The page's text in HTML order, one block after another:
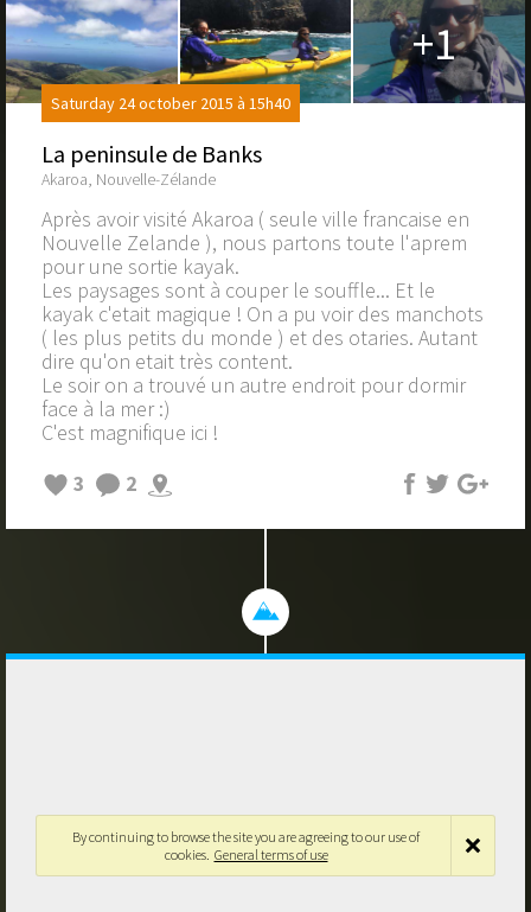
+1
Saturday 24 october 2015 à 15h40
La peninsule de Banks
Akaroa, Nouvelle-Zélande
Après avoir visité Akaroa ( seule ville francaise en
Nouvelle Zelande ), nous partons toute l'aprem
pour une sortie kayak.
Les paysages sont à couper le souffle... Et le
kayak c'etait magique ! On a pu voir des manchots
( les plus petits du monde ) et des otaries. Autant
dire qu'on etait très content.
Le soir on a trouvé un autre endroit pour dormir
face à la mer :)
C'est magnifique ici !
3
2
By continuing to browse the site you are agreeing to our use of
cookies. General terms of use